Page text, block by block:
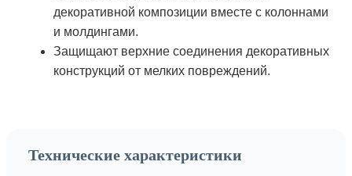
декоративной композиции вместе с колоннами
и молдингами.
Защищают верхние соединения декоративных
конструкций от мелких повреждений.
Технические характеристики